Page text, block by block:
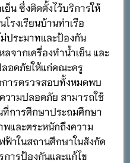
ย็น ซึ่งติดตั้งไว้บริการให้
รงเรียนบ้านท่าเรือ
ม่ประมาทและป้องกัน
จากเครื่องทำน้ำเย็น และ
ลอดภัยให้แก่คณะครู
การตรวจสอบทั้งหมดพบ
วามปลอดภัย สามารถใช้
ที่การศึกษาประถมศึกษา
พและตระหนักถึงความ
าในสถานศึกษาในสังกัด
ารป้องกันและแก้ไข